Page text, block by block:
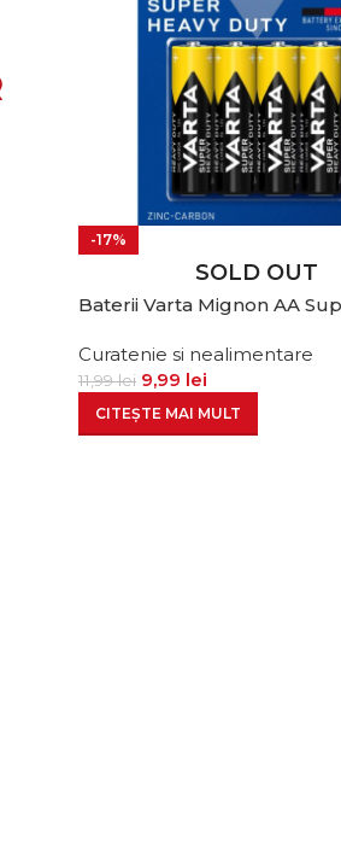
-17%
SOLD OUT
Baterii Varta Mignon AA
Curatenie si nealimentare
11,99lei 9,99 lei
CITEȘTE MAI MULT